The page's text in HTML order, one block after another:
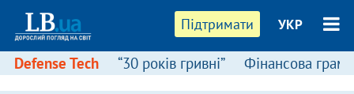
Підтримати УКР
Defense Tech “30 років гривні” Фінансова